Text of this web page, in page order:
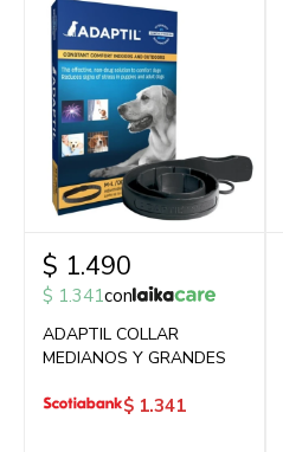
$ 1.490
$ 1.341con
ADAPTIL COLLAR
MEDIANOS Y GRANDES
$ 1.341